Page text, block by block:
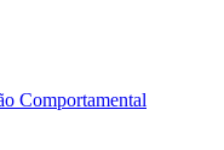
Comportamental